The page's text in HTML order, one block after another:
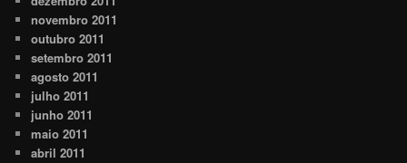
novembro 2011
outubro 2011
setembro 2011
agosto 2011
julho 2011
junho 2011
maio 2011
abril 2011